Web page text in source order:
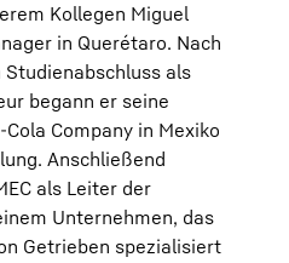
Kollegen Miguel
in Querétaro. Nach
als
begann er seine
Company in Mexiko
Anschließend
als Leiter der
Unternehmen, das
Getrieben spezialisiert